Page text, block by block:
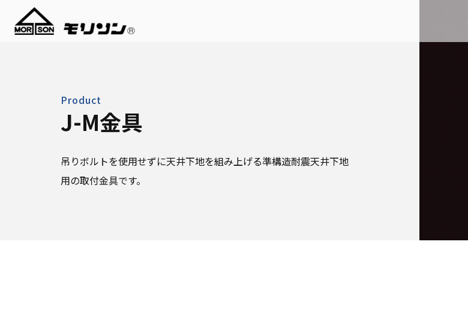
Product
J-M金具
吊りボルトを使用せずに天井下地を組み上げる準構造耐震天井下地
用の取付金具です。